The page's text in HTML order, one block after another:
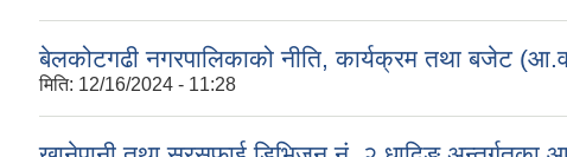
बेलकोटगढी नगरपालिकाको नीति, कार्यक्रम तथा बजेट
मिति: 12/16/2024 - 11:28